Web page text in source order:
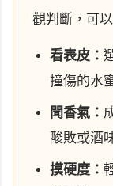
觀判斷，可
看表皮：
撞傷的水
聞香氣：
酸敗或酒
摸硬度：